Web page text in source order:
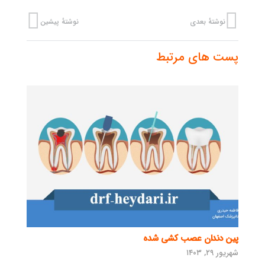
نوشتهٔ پیشین نوشتهٔ بعدی
پست های مرتبط
پین دندان عصب کشی شده
شهریور ۲۹, ۱۴۰۳